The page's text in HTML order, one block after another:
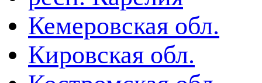
Кемеровская обл.
Кировская обл.